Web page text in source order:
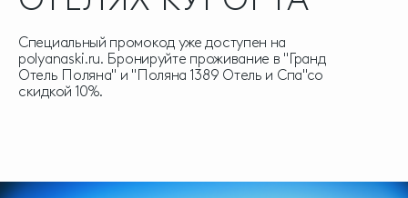
Специальный промокод уже доступен на
polyanaski.ru. Бронируйте проживание в "Гранд
Отель Поляна" и "Поляна 1389 Отель и Спа"со
скидкой 10%.